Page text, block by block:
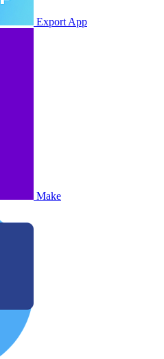
Export App
Make